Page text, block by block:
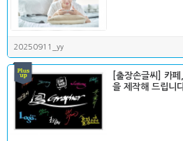
20250911_yy
[출장손글씨] 카
을 제작해 드립니